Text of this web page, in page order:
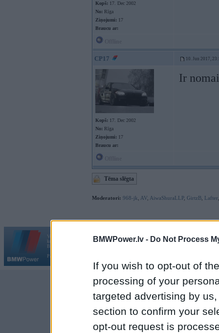
BMWPower.lv - Do Not Process
If you wish to opt-out of
processing of your
targeted advertising by
section to confirm your
opt-out request is
Kopš: 17. Dec 2002
No: Rīga
Ziņojumi: 17
Braucu ar:
CP17 10. Jun 2017,
Kopš: 17. Dec 2002
No: Rīga
Ziņojumi: 17
Braucu ar:
Ir
Tēma slēgta
Moderatori: 968-jk AV AiwaShuraLLP, GirtzB Lafter
Vortāls BMWPower.lv darbojas
kopš 2002. gada 14. maija. Tas nav auto klubs un nav saistīts ar
BMW AG.
Par BMWPower